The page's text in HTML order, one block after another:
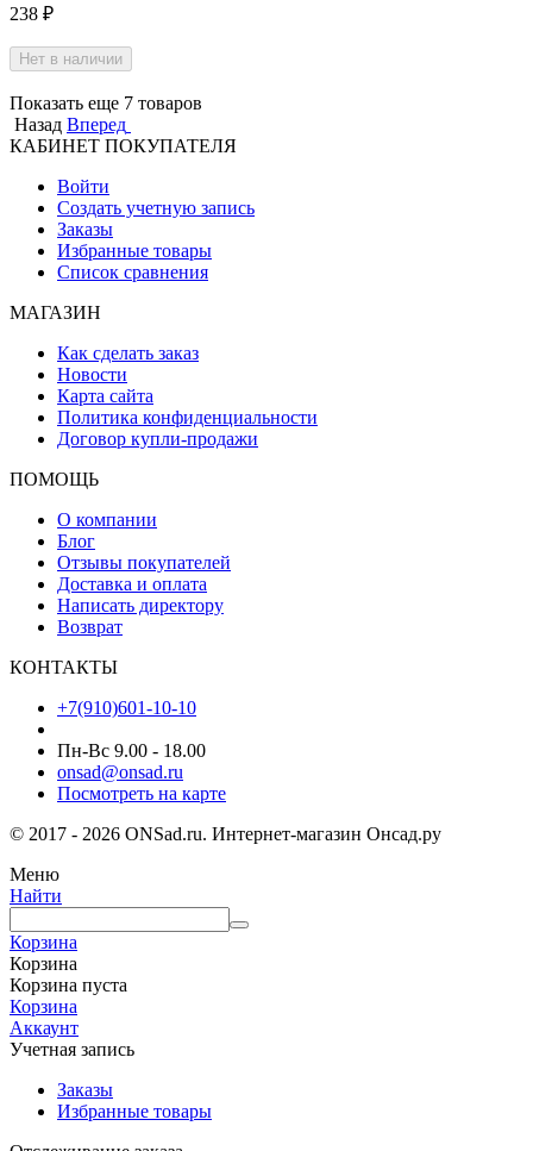
238 ₽
Нет в наличии
Показать еще 7 товаров
Назад Вперед
КАБИНЕТ ПОКУПАТЕЛЯ
Войти
Создать учетную запись
Заказы
Избранные товары
Список сравнения
МАГАЗИН
Как сделать заказ
Новости
Карта сайта
Политика конфиденциальности
Договор купли-продажи
ПОМОЩЬ
О компании
Блог
Отзывы покупателей
Доставка и оплата
Написать директору
Возврат
КОНТАКТЫ
+7(910)601-10-10
Пн-Вс 9.00 - 18.00
onsad@onsad.ru
Посмотреть на карте
© 2017 - 2026 ONSad.ru. Интернет-магазин Онсад.ру
Меню
Найти
Корзина
Корзина
Корзина пуста
Корзина
Аккаунт
Учетная запись
Заказы
Избранные товары